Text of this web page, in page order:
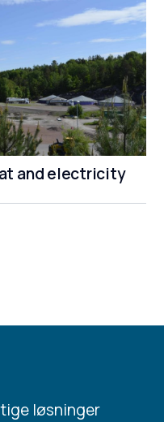
and electricity
løsninger